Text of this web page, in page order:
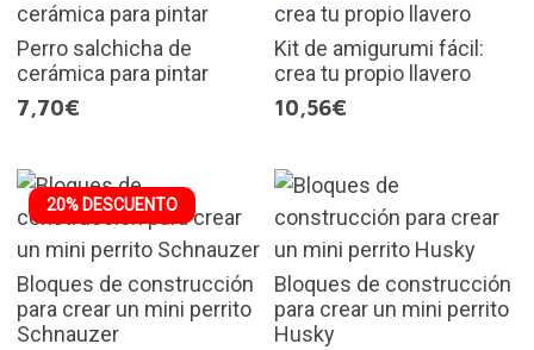
Perro salchicha de
cerámica para pintar
7,70€
Kit de amigurumi fácil:
crea tu propio llavero
10,56€
20% DESCUENTO
Bloques de construcción
para crear un mini perrito
Schnauzer
Bloques de construcción
para crear un mini perrito
Husky